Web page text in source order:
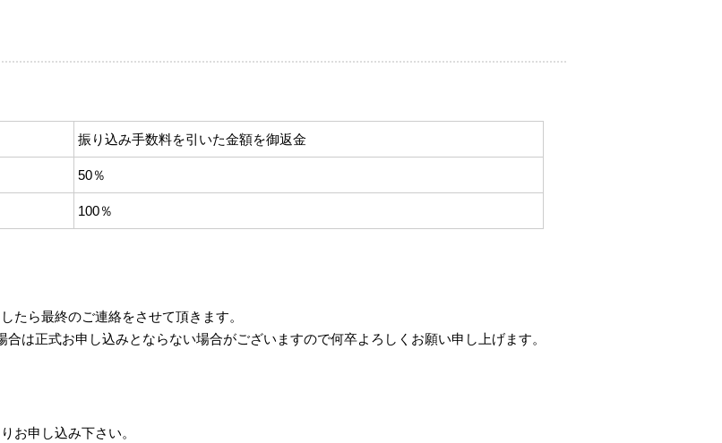
振り込み手数料を引いた金額を御返金
50％
100％
たら最終のご連絡をさせて頂きます。
合は正式お申し込みとならない場合がございますので何卒よろしくお願い申し上げます。
お申し込み下さい。